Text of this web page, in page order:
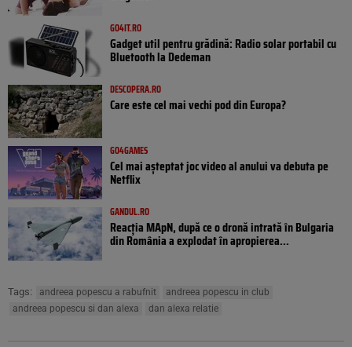
GO4IT.RO
Gadget util pentru grădină: Radio solar portabil cu
Bluetooth la Dedeman
DESCOPERA.RO
Care este cel mai vechi pod din Europa?
GO4GAMES
Cel mai așteptat joc video al anului va debuta pe
Netflix
GANDUL.RO
Reacția MApN, după ce o dronă intrată în Bulgaria
din România a explodat în apropierea...
Tags: andreea popescu a rabufnit
andreea popescu in club
andreea popescu si dan alexa
dan alexa relatie